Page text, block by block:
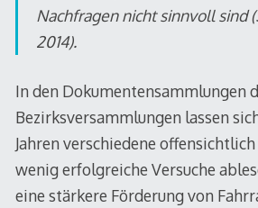
Nachfragen nicht sinnvoll sind
2014).
In den Dokumentensammlungen
Bezirksversammlungen lassen
Jahren verschiedene
wenig erfolgreiche Versuche
eine stärkere Förderung von